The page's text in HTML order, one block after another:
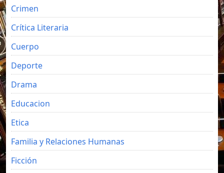
Crimen
Crítica Literaria
Cuerpo
Deporte
Drama
Educacion
Etica
Familia y Relaciones Humanas
Ficción